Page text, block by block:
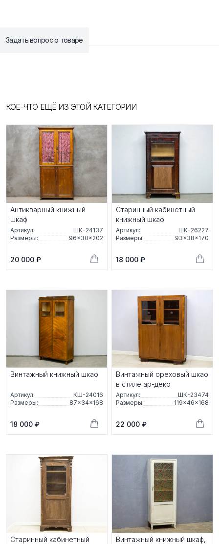
Задать вопрос о товаре
КОЕ-ЧТО ЕЩЁ ИЗ ЭТОЙ КАТЕГОРИИ
Антикварный книжный
шкаф
Артикул:
ШК-24137
Размеры:
96×30×202
20 000 ₽
Старинный кабинетный
книжный шкаф
Артикул:
ШК-26227
Размеры:
93×38×170
18 000 ₽
Винтажный книжный шкаф
Артикул:
КШ-24016
Размеры:
87×34×168
18 000 ₽
Винтажный ореховый шкаф
в стиле ар-деко
Артикул:
ШК-23474
Размеры:
119×46×168
22 000 ₽
Старинный кабинетный
Винтажный книжный шкаф,